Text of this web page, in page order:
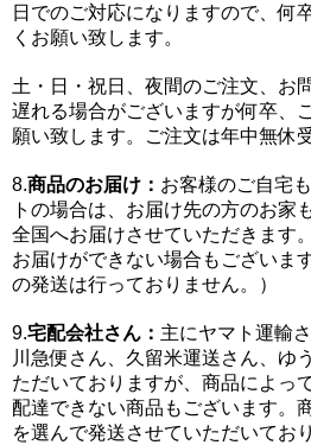
日でのご対応になりますので、何
くお願い致します。
土・日・祝日、夜間のご注文、お
遅れる場合がございますが何卒、
願い致します。ご注文は年中無休
8.商品のお届け： お客様のご自宅
トの場合は、お届け先の方のお家
全国へお届けさせていただきます
お届けができない場合もございま
の発送は行っておりません。）
9.宅配会社さん： 主にヤマト運輸
川急便さん、久留米運送さん、ゆ
ただいておりますが、商品によっ
配達できない商品もございます。
を選んで発送させていただいてお